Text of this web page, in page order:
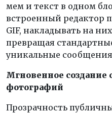
мем и текст в одном
встроенный редактор
GIF, накладывать на
превращая
уникальные
Мгновенное создание
фотографий
Прозрачность